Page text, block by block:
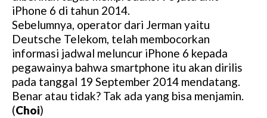
iPhone 6 di tahun 2014.
Sebelumnya, operator dari Jerman yaitu
Deutsche Telekom, telah membocorkan
informasi jadwal meluncur iPhone 6 kepada
pegawainya bahwa smartphone itu akan dirilis
pada tanggal 19 September 2014 mendatang.
Benar atau tidak? Tak ada yang bisa menjamin.
(Choi)